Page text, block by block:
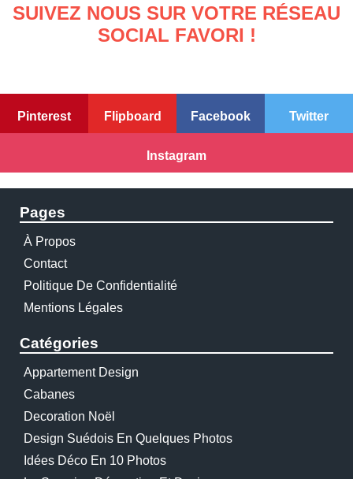
SUIVEZ NOUS SUR VOTRE RÉSEAU
SOCIAL FAVORI !
Pinterest Flipboard Facebook Twitter
Instagram
Pages
À Propos
Contact
Politique De Confidentialité
Mentions Légales
Catégories
Appartement Design
Cabanes
Decoration Noël
Design Suédois En Quelques Photos
Idées Déco En 10 Photos